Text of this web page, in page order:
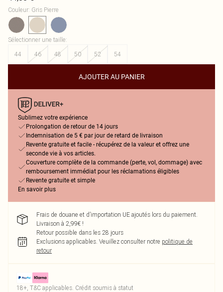
Couleur: Gris Pierre
Sélectionner une taille:
44
46 48 50 52 54
AJOUTER AU PANIER
Sublimez votre expérience
Prolongation de retour de 14 jours
Indemnisation de 5 € par jour de retard de livraison
Revente gratuite et facile - récupérez de la valeur et offrez une
seconde vie à vos articles.
Couverture complète de la commande (perte, vol, dommage) avec
remboursement immédiat pour les réclamations éligibles
Revente gratuite et simple
En savoir plus
Frais de douane et d’importation UE ajoutés lors du paiement.
Livraison à 2,99€ !
Retour possible dans les 28 jours
Exclusions applicables. Veuillez consulter notre politique de
retour
18+, T&C applicables. Crédit soumis à statut